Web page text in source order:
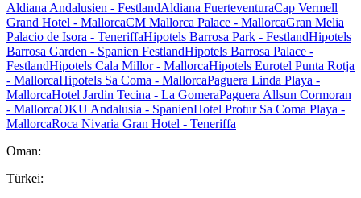
Aldiana Andalusien - FestlandAldiana FuerteventuraCap Vermell
Grand Hotel - MallorcaCM Mallorca Palace - MallorcaGran Melia
Palacio de Isora - TeneriffaHipotels Barrosa Park - FestlandHipotels
Barrosa Garden - Spanien FestlandHipotels Barrosa Palace -
FestlandHipotels Cala Millor - MallorcaHipotels Eurotel Punta Rotja
- MallorcaHipotels Sa Coma - MallorcaPaguera Linda Playa -
MallorcaHotel Jardin Tecina - La GomeraPaguera Allsun Cormoran
- MallorcaOKU Andalusia - SpanienHotel Protur Sa Coma Playa -
MallorcaRoca Nivaria Gran Hotel - Teneriffa
Oman:
Türkei: